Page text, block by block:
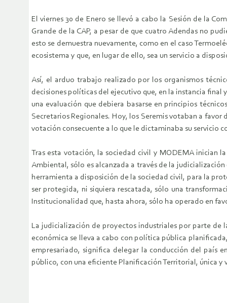
El viernes 30 de Enero se llevó a cabo la Sesión de la
Grande de la CAP, a pesar de que cuatro Adendas no
esto se demuestra nuevamente, como en el caso
ecosistema y que, en lugar de ello, sea un servicio a
Así, el arduo trabajo realizado por los organismos
decisiones políticas del ejecutivo que, en la instancia
una evaluación que debiera basarse en principios
Secretarios Regionales. Hoy, los Seremis votaban a
votación consecuente a lo que le dictaminaba su servicio
Tras esta votación, la sociedad civil y MODEMA inician
Ambiental, sólo es alcanzada a través de la
herramienta a disposición de la sociedad civil, para la
ser protegida, ni siquiera rescatada, sólo una
Institucionalidad que, hasta ahora, sólo ha operado en
La judicialización de proyectos industriales por parte de
económica se lleva a cabo con política pública
empresariado, significa delegar la conducción del país
público, con una eficiente Planificación Territorial, única y